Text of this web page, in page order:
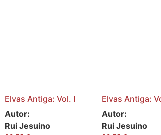
Elvas Antiga: Vol. I
Autor:
Rui Jesuino
Elvas Antiga:
Autor:
Rui Jesuino